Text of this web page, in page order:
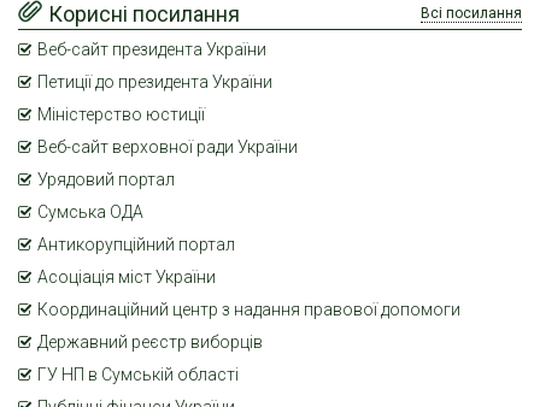
Корисні посилання Всі посилання
Веб-сайт президента України
Петиції до президента України
Міністерство юстиції
Веб-сайт верховної ради України
Урядовий портал
Сумська ОДА
Антикорупційний портал
Асоціація міст України
Координаційний центр з надання правової допомоги
Державний реєстр виборців
ГУ НП в Сумській області